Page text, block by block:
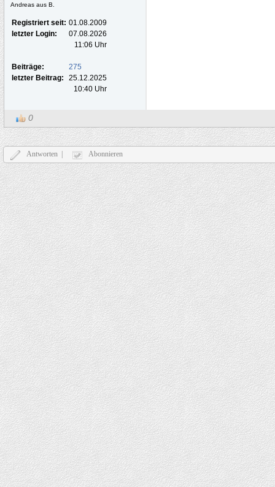
Andreas aus B.
Registriert seit: 01.08.2009
letzter Login:
07.08.2026
11:06 Uhr
Beiträge:
275
letzter Beitrag:
25.12.2025
10:40 Uhr
0
Antworten | Abonnieren